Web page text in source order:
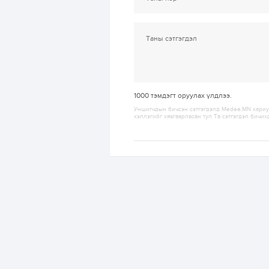
1000 тэмдэгт оруулах үлдлээ.
Уншигчдын бичсэн сэтгэгдэлд Medee.MN
хэллэгийг хязгаарласан тул Та сэтгэгдэл